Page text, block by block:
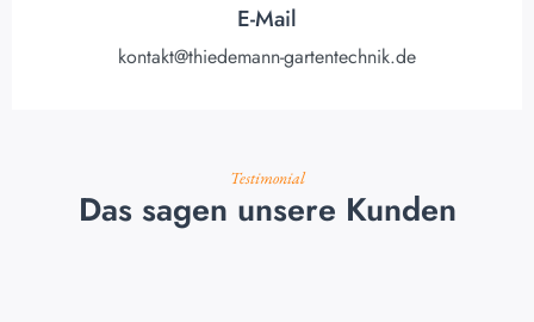
E-Mail
kontakt@thiedemann-gartentechnik.de
Testimonial
Das sagen unsere Kunden